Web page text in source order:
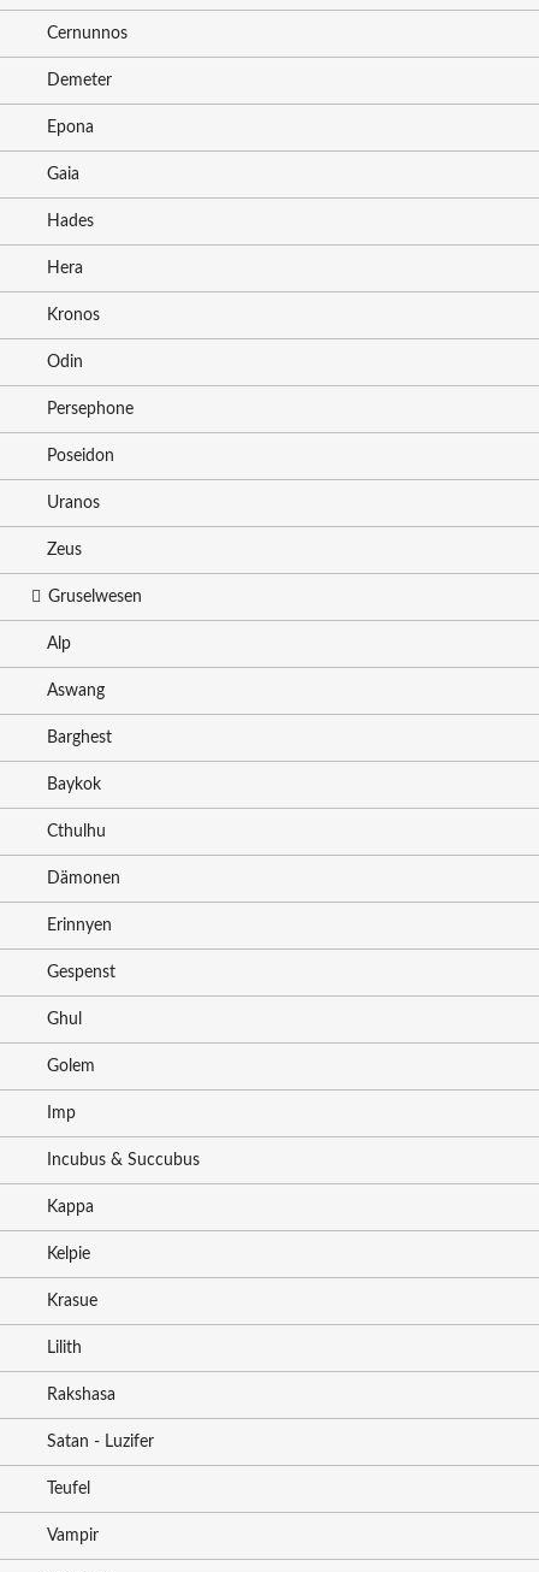
Cernunnos
Demeter
Epona
Gaia
Hades
Hera
Kronos
Odin
Persephone
Poseidon
Uranos
Zeus
Gruselwesen
Alp
Aswang
Barghest
Baykok
Cthulhu
Dämonen
Erinnyen
Gespenst
Ghul
Golem
Imp
Incubus & Succubus
Kappa
Kelpie
Krasue
Lilith
Rakshasa
Satan - Luzifer
Teufel
Vampir